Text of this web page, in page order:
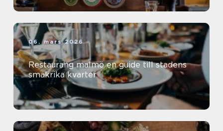
06. mars 2026
Restaurang malmö en guide till stadens
smakrika kvarter